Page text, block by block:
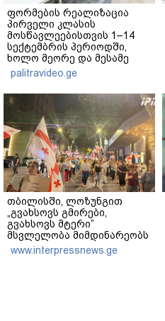
ფორმების რეალიზაცია
პირველი კლასის
მოსწავლეებისთვის 1–14
სექტემბრის პერიოდში,
ხოლო მეორე და მესამე
ეტაპებზე...
palitravideo.ge
თბილისში, ლოზუნგით
„გვახსოვს გმირები,
გვახსოვს მტერი”
მსვლელობა მიმდინარეობს
www.interpressnews.ge